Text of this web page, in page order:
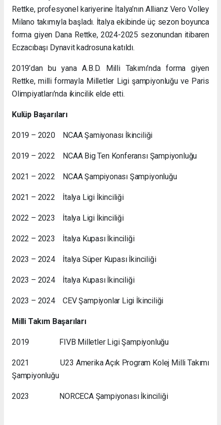
Rettke, profesyonel kariyerine İtalya’nın Allianz Vero Volley
Milano takımıyla başladı. İtalya ekibinde üç sezon boyunca
forma giyen Dana Rettke, 2024-2025 sezonundan itibaren
Eczacıbaşı Dynavit kadrosuna katıldı.
2019’dan bu yana A.B.D. Milli Takımı’nda forma giyen
Rettke, milli formayla Milletler Ligi şampiyonluğu ve Paris
Olimpiyatları’nda ikincilik elde etti.
Kulüp Başarıları
2019 – 2020 NCAA Şamiyonası İkinciliği
2019 – 2022 NCAA Big Ten Konferansı Şampiyonluğu
2021 – 2022 NCAA Şampiyonası Şampiyonluğu
2021 – 2022 İtalya Ligi İkinciliği
2022 – 2023 İtalya Ligi İkinciliği
2022 – 2023 İtalya Kupası İkinciliği
2023 – 2024 İtalya Süper Kupası İkinciliği
2023 – 2024 İtalya Kupası İkinciliği
2023 – 2024 CEV Şampiyonlar Ligi İkinciliği
Milli Takım Başarıları
2019 FIVB Milletler Ligi Şampiyonluğu
2021 U23 Amerika Açık Program Kolej Milli Takımı
Şampiyonluğu
2023 NORCECA Şampiyonası İkinciliği